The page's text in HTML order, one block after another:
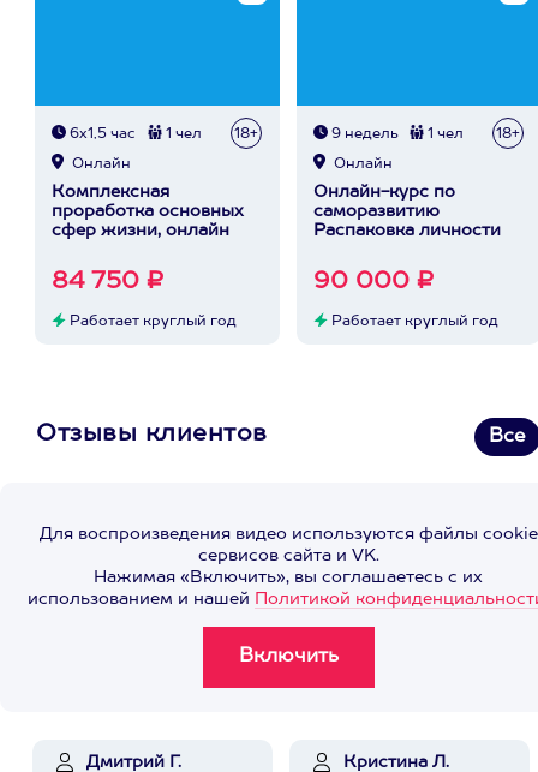
6х1,5 час 1 чел 18+
Онлайн
Комплексная
проработка основных
сфер жизни, онлайн
84 750 ₽
Работает круглый год
9 недель 1 чел 18+
Онлайн
Онлайн-курс по
саморазвитию
Распаковка личности
90 000 ₽
Работает круглый год
Отзывы клиентов Все
Для воспроизведения видео используются файлы cookie
сервисов сайта и VK.
Нажимая «Включить», вы соглашаетесь с их
использованием и нашей Политикой
Дмитрий Г. Кристина Л.